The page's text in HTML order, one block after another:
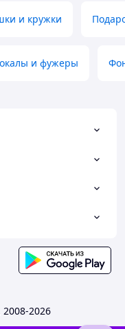
и кружки
и фужеры
2026